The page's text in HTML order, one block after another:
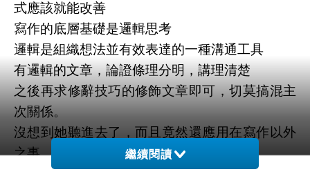
式應該就能改善
寫作的底層基礎是邏輯思考
邏輯是組織想法並有效表達的一種溝通工具
有邏輯的文章，論證條理分明，講理清楚
之後再求修辭技巧的修飾文章即可，切莫搞混主
次關係。
沒想到她聽進去了，而且竟然還應用在寫作以外
之事，獲得了極大的斬獲。
她在期末分享時說，課程期間她正好跟鄰居有土
繼續閱讀